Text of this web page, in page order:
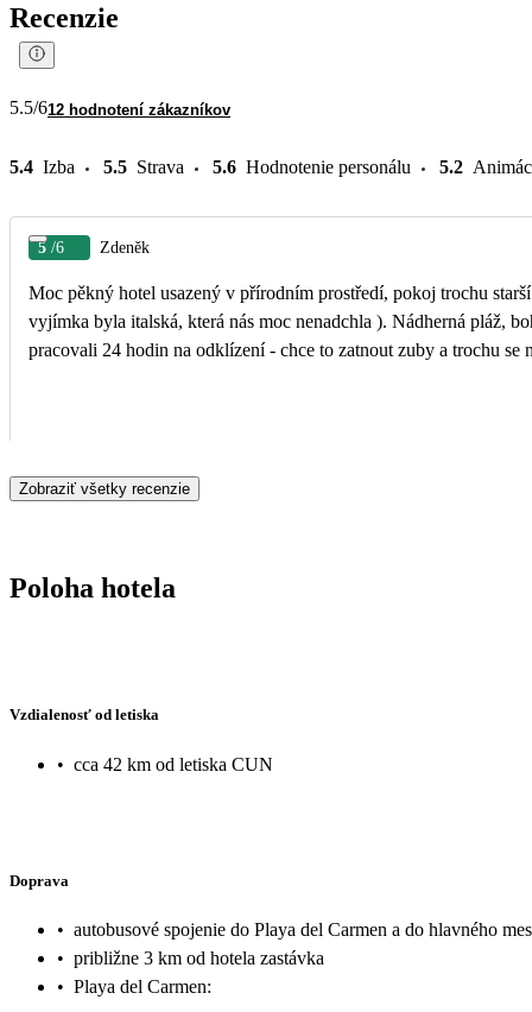
Recenzie
5.5/612 hodnotení zákazníkov
5.4 Izba 5.5 Strava 5.6 Hodnotenie personálu 5.2
5 /6 Zdeněk
Moc pěkný hotel usazený v přírodním prostředí, pokoj trochu
vyjímka byla italská, která nás moc nenadchla ). Nádherná pláž,
pracovali 24 hodin na odklízení - chce to zatnout zuby a trochu
Zobraziť všetky recenzie
Poloha hotela
Vzdialenosť od letiska
• cca 42 km od letiska CUN
Doprava
• autobusové spojenie do Playa del Carmen a do hlavného
• približne 3 km od hotela zastávka
• Playa del Carmen: